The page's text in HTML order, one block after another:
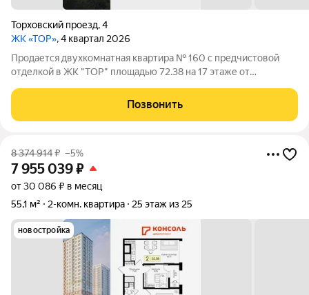
Торховский проезд,4
ЖК «ТОР», 4 квартал 2026
Продается двухкомнатная квартира № 160 с предчистовой
отделкой в ЖК "ТОР" площадью 72.38 на 17 этаже от
присвоен повышенный уровень комфортности комфорт плюс.
Он подразумевает светлые просторные
Позвонить
8 374 914₽ –5%
7 955 039₽
от 30 086 ₽ в месяц
55,1 м²
2-комн. квартира 25 этаж из 25
новостройка